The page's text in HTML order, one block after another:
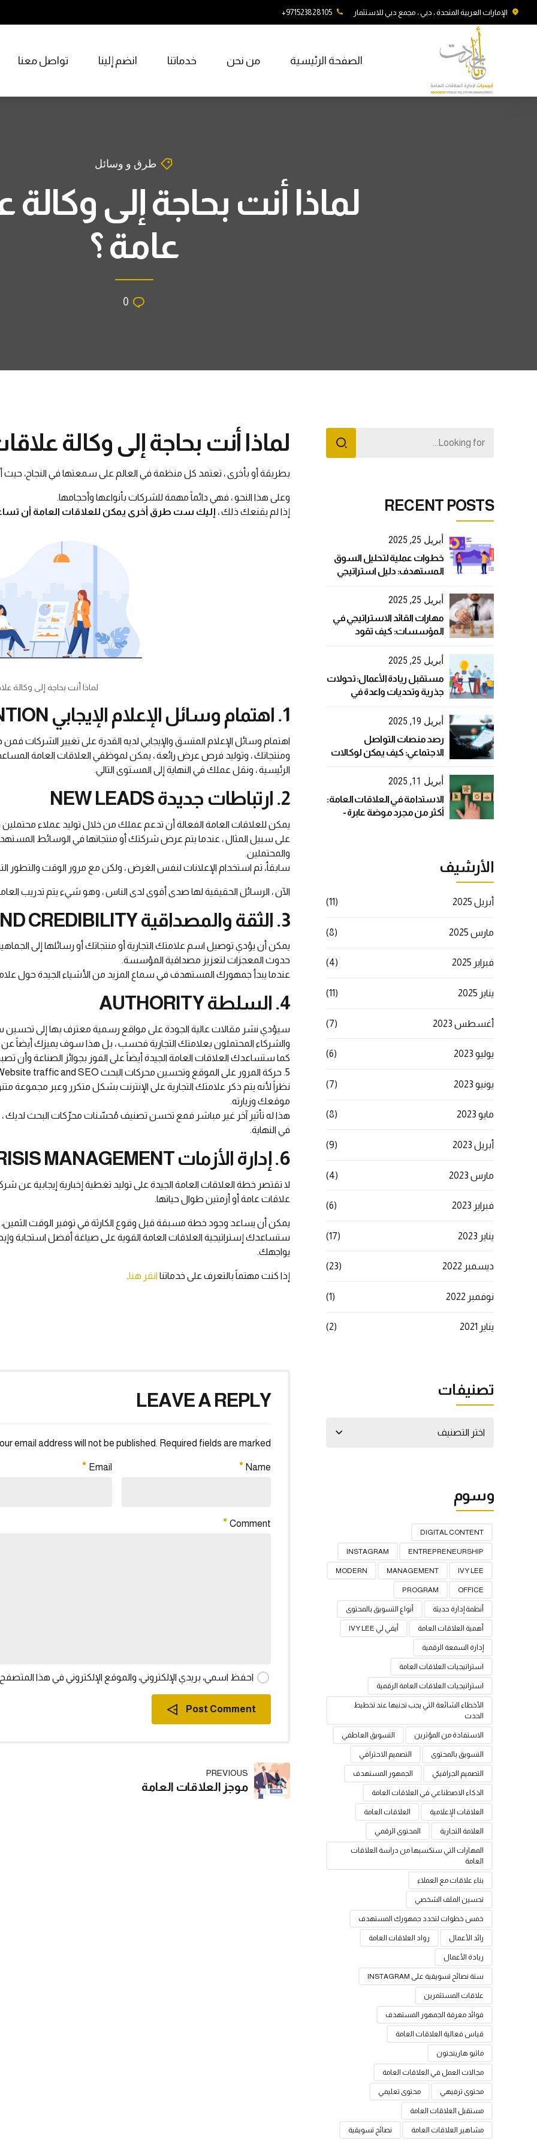
الإمارات العربية المتحدة ، دبي ، مجمع دبي للاستثمار 971523828105+
الصفحة الرئيسية من نحن خدماتنا انضم إلينا تواصل معنا
طرق و وسائل
لماذا أنت بحاجة إلى
عامة ؟
0
لماذا أنت بحاجة إلى وكالة
بطريقة أو بأخرى ، تعتمد كل منظمة في العالم على سمعتها في النجاح، حيث
وعلى هذا النحو ، فهي دائماً مهمة للشركات بأنواعها وأحجامها.
إذا لم يقنعك ذلك ، إليك ست طرق أخرى يمكن للعلاقات العامة أن
لماذا أنت بحاجة إلى وكالة
1. اهتمام وسائل الإعلام الإيجابي POSITIVE MEDIA ATTENTION
اهتمام وسائل الإعلام المتسق والإيجابي لديه القدرة على تغيير الشركات
ومنتجاتك ، وتوليد فرص عرض رائعة ، يمكن لموظفي العلاقات العامة
الرئيسية ، ونقل عملك في النهاية إلى المستوى التالي.
2. ارتباطات جديدة NEW LEADS
يمكن للعلاقات العامة الفعالة أن تدعم عملك من خلال توليد عملاء محتملين
على سبيل المثال ، عندما يتم عرض شركتك أو منتجاتها في الوسائط
والمحتملين.
سابقأ، تم استخدام الإعلانات لنفس الغرض ، ولكن مع مرور الوقت والتطور
الآن ، الرسائل الحقيقية لها صدى أقوى لدى الناس ، وهو شيء يتم تدريب
3. الثقة والمصداقية TRUST AND CREDIBILITY
يمكن أن يؤدي توصيل اسم علامتك التجارية أو منتجاتك أو رسائلها إلى
حدوث المعجزات لتعزيز مصداقية المؤسسة.
عندما يبدأ جمهورك المستهدف في سماع المزيد من الأشياء الجيدة حول علامتك
4. السلطة AUTHORITY
سيؤدي نشر مقالات عالية الجودة على مواقع رسمية معترف بها إلى تحسين
والشركاء المحتملون بعلامتك التجارية فحسب ، بل هذا سوف يميزك أيضاً
كما ستساعدك العلاقات العامة الجيدة أيضاً على الفوز بجوائز الصناعة وأن
5. حركة المرور على الموقع وتحسين محركات البحث Website traffic and SEO
نظراً لأنه يتم ذكر علامتك التجارية على الإنترنت بشكل متكرر وعبر مجموعة
موقعك وزيارته.
هذا له تأثير آخر غير مباشر فمع تحسن تصنيف مُحسّنات محرّكات البحث لديك ،
في النهاية.
6. إدارة الأزمات CRISIS MANAGEMENT
لا تقتصر خطة العلاقات العامة الجيدة على توليد تغطية إخبارية
علاقات عامة أو أزمتين طوال حياتها.
يمكن أن يساعد وجود خطة مسبقة قبل وقوع الكارثة في توفير الوقت
ستساعدك إستراتيجية العلاقات العامة القوية على صياغة أفضل
يواجهك.
إذا كنت مهتماً بالتعرف على خدماتناانقر هنا.
LEAVE A REPLY
email address will not be published. Required fields are marked *
Comment
Name
Email
احفظ اسمي، بريدي الإلكتروني، والموقع الإلكتروني في هذا
Post Comment
PREVIOUS
موجز العلاقات العامة
RECENT POSTS
أبريل 25, 2025
خطوات عملية لتحليل السوق
المستهدف: دليل استراتيجي
أبريل 25, 2025
مهارات القائد الاستراتيجي في
المؤسسات: كيف تقود
أبريل 25, 2025
مستقبل ريادة الأعمال: تحولات
جذرية وتحديات واعدة في
أبريل 19, 2025
رصد منصات التواصل
الاجتماعي: كيف يمكن لوكالات
بفعالية؟
أبريل 11, 2025
الاستدامة في العلاقات العامة:
أكثر من مجرد موضة عابرة -
الأرشيف
أبريل 2025 (11)
مارس 2025 (8)
فبراير 2025 (4)
يناير 2025 (11)
أغسطس 2023 (7)
يوليو 2023 (6)
يونيو 2023 (7)
مايو 2023 (8)
أبريل 2023 (9)
مارس 2023 (4)
فبراير 2023 (6)
يناير 2023 (17)
ديسمبر 2022 (23)
نوفمبر 2022 (1)
يناير 2021 (2)
تصنيفات
اختر التصنيف
وسوم
DIGITAL CONTENT
ENTREPRENEURSHIP
INSTAGRAM
IVY LEE
MANAGEMENT
MODERN
OFFICE
PROGRAM
أنظمة إدارة حديثة أنواع التسويق بالمحتوى
أهمية العلاقات العامة أيفي لي IVY LEE
إدارة السمعة الرقمية
استراتيجيات العلاقات العامة
استراتيجيات العلاقات العامة الرقمية
الأخطاء الشائعة التي يجب تجنبها عند تخطيط
الحدث
الاستفادة من المؤثرين التسويق العاطفي
التسويق بالمحتوى التصميم الاحترافي
التصميم الجرافيكي الجمهور المستهدف
الذكاء الاصطناعي في العلاقات العامة
العلاقات الإعلامية العلاقات العامة
العلامة التجارية المحتوى الرقمي
المهارات التي ستكسبها من دراسة العلاقات
العامة
بناء علاقات مع العملاء
تحسين الملف الشخصي
خمس خطوات لتحدد جمهورك المستهدف
رائد الأعمال رواد العلاقات العامة
ريادة الأعمال
ستة نصائح تسويقية على INSTAGRAM
علاقات المستثمرين
فوائد معرفة الجمهور المستهدف
قياس فعالية العلاقات العامة
ماثيو هارينجتون
مجالات العمل في العلاقات العامة
محتوى ترفيهي محتوى تعليمي
مستقبل العلاقات العامة
مشاهير العلاقات العامة نصائح تسويقية